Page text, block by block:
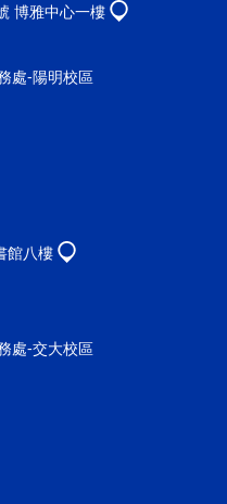
博雅中心一樓
處-陽明校區
館八樓
處-交大校區